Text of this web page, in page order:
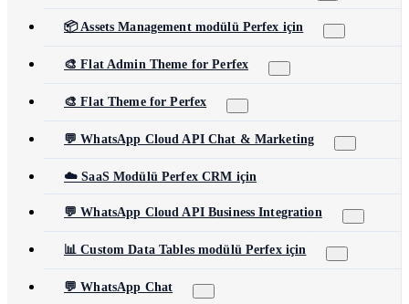
📦 Assets Management modülü Perfex için
🎨 Flat Admin Theme for Perfex
🎨 Flat Theme for Perfex
💬 WhatsApp Cloud API Chat & Marketing
☁️ SaaS Modülü Perfex CRM için
💬 WhatsApp Cloud API Business Integration
📊 Custom Data Tables modülü Perfex için
💬 WhatsApp Chat